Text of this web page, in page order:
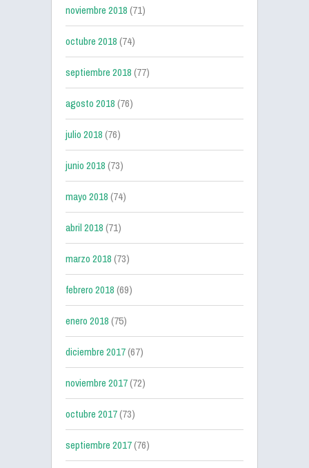
noviembre 2018(71)
octubre 2018(74)
septiembre 2018(77)
agosto 2018(76)
julio 2018(76)
junio 2018(73)
mayo 2018(74)
abril 2018(71)
marzo 2018(73)
febrero 2018(69)
enero 2018(75)
diciembre 2017(67)
noviembre 2017(72)
octubre 2017(73)
septiembre 2017(76)